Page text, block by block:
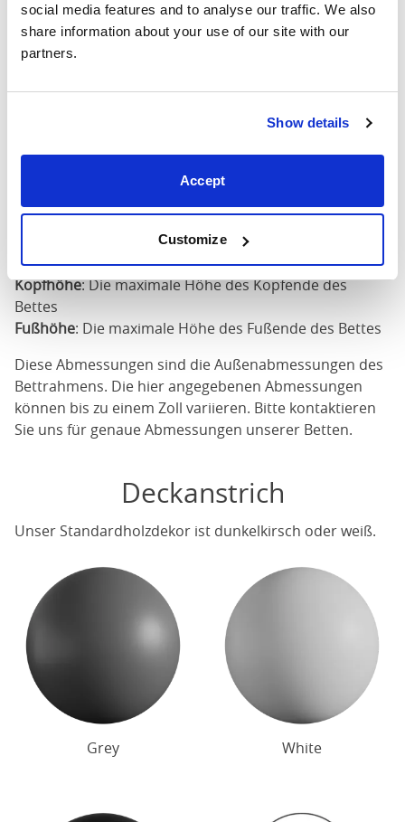
social media features and to analyse our traffic. We also
share information about your use of our site with our
partners.
Show details
Accept
Customize
160cm
X
200cm
67" 83" 79"
200cm
79"
Bett erforderlich
: Die äußere Breite des Bettes
Länge: Die äußere Länge des Bettes
Kopfhöhe: Die maximale Höhe des Kopfende des
Bettes
Fußhöhe: Die maximale Höhe des Fußende des Bettes
Diese Abmessungen sind die Außenabmessungen des
Bettrahmens. Die hier angegebenen Abmessungen
können bis zu einem Zoll variieren. Bitte kontaktieren
Sie uns für genaue Abmessungen unserer Betten.
Deckanstrich
Unser Standardholzdekor ist dunkelkirsch oder weiß.
Grey White